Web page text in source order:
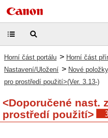
Horní část portálu > Horní část
Nastavení/Uložení > Nové položky
pro prostředí použití>(Ver. 3.13-)
<Doporučené nast.
prostředí použití>